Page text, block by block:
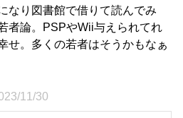
なり図書館で借りて読んでみ
者論。PSPやWii与えられてれ
せ。多くの若者はそうかもなぁ
11/30